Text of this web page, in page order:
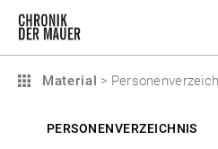
Material >
PERSONENVERZEICHNIS